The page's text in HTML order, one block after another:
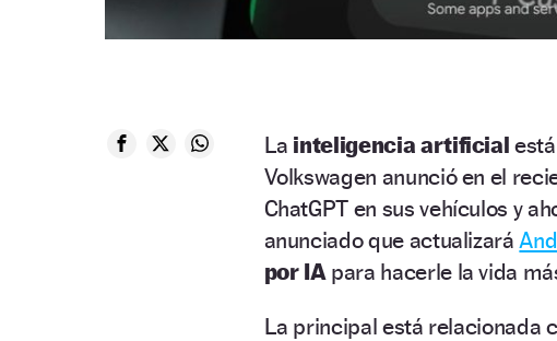
La inteligencia artificial
Volkswagen anunció en el
ChatGPT en sus vehículos y
anunciado que actualizará
por IA para hacerle la vida
La principal está relacionada